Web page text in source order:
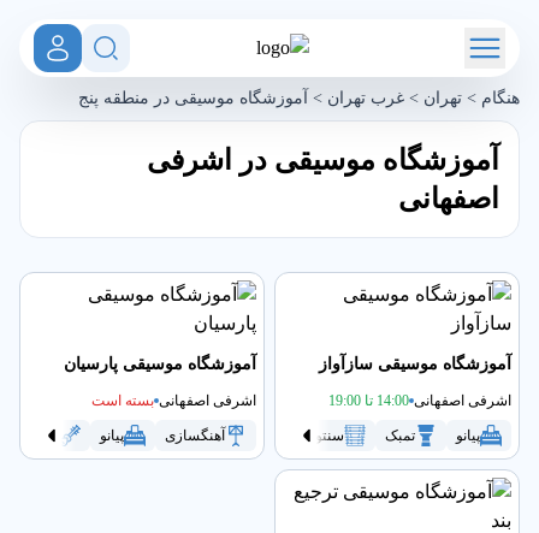
هنگام > تهران > غرب تهران > آموزشگاه موسیقی در منطقه پنج
آموزشگاه موسیقی در اشرفی
اصفهانی
آموزشگاه موسیقی سازآواز
اشرفی اصفهانی 14:00 تا 19:00
پیانو تمبک سنتور سه تار گیتار موسیقی کودک
آموزشگاه موسیقی پارسیان
اشرفی اصفهانی بسته است
آهنگسازی پیانو تار